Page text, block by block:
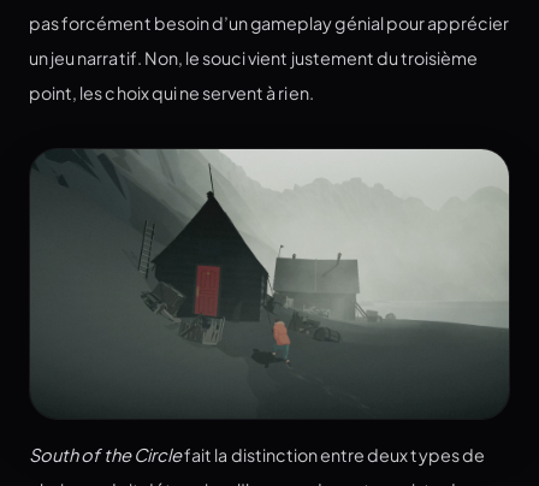
pas forcément besoin d’un gameplay génial pour apprécier
un jeu narratif. Non, le souci vient justement du troisième
point, les choix qui ne servent à rien.
South of the Circlefait la distinction entre deux types de